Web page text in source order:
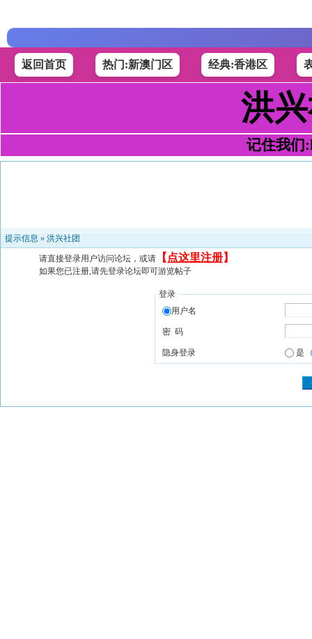
返回首页 热门:新澳门区 经典:香港区
洪
记住我们
提示信息 » 洪兴社团
请直接登录用户访问论坛，或请 【 点这里注册】
如果您已注册,请先登录论坛即可游览帖子
登录
用户名
密 码
隐身登录 是